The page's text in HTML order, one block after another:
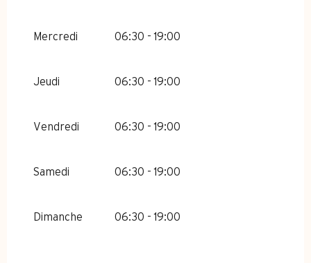
Mercredi 06:30 - 19:00
Jeudi 06:30 - 19:00
Vendredi 06:30 - 19:00
Samedi 06:30 - 19:00
Dimanche 06:30 - 19:00